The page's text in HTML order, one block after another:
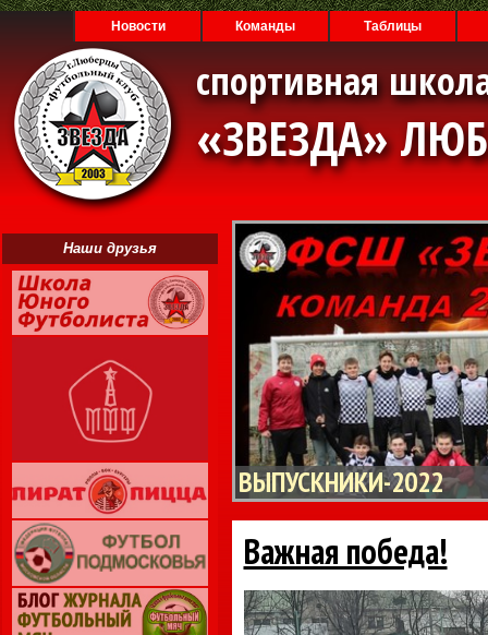
Новости Команды Таблицы
спортивная
«ЗВЕЗДА»
Наши друзья
ВЫПУСКНИКИ-2022
Важная победа!